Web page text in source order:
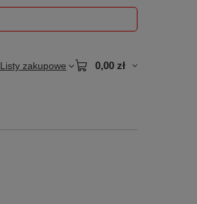
Listy zakupowe 0,00 zł